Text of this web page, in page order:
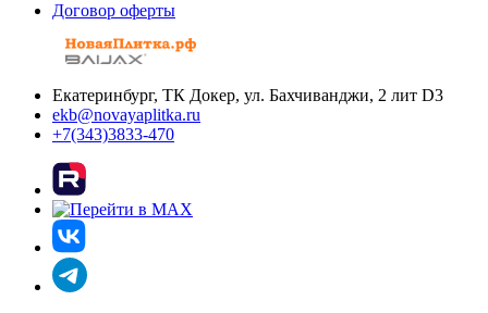
Договор оферты
Екатеринбург, ТК Докер, ул. Бахчиванджи, 2 лит D3
ekb@novayaplitka.ru
+7(343)3833-470